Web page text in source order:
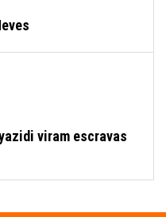
viram escravas